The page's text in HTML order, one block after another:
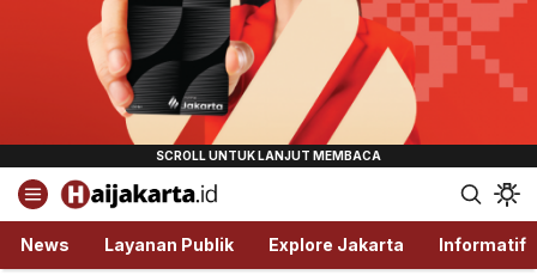
Haijakarta.id
Semua Tentang Jakarta Ada Disini!
News Layanan Publik Explore Jakarta Informatif